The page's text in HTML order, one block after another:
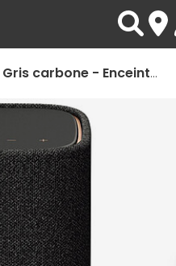
Yamaha WS-B1A Gris carbone - Enceinte portable